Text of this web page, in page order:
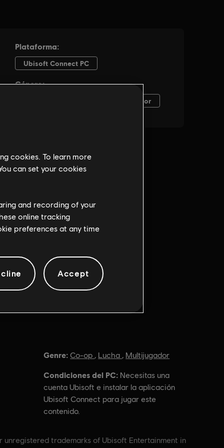
Genre: Co-op , Lucha , Multijugador
Condiciones del PC: Necesitas una
cuenta Ubisoft e instalar la aplicación
Ubisoft Connect para jugar este
contenido.
trademarks of Ubisoft Entertainment in
cookies. To learn more
can set your cookies
and recording of your
online tracking
preferences at any time
Accept